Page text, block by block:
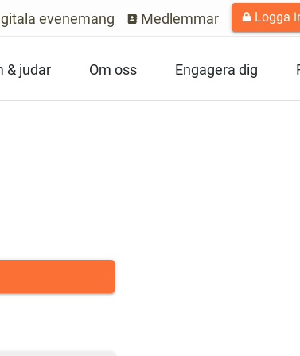
evenemang Medlemmar Logga
& judar Om oss Engagera dig